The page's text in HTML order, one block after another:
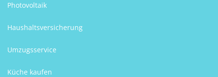
Photovoltaik
Haushaltsversicherung
Umzugsservice
Küche kaufen